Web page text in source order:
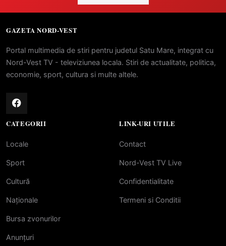
GAZETA NORD-VEST
Portal multimedia de stiri pentru judetul Satu Mare, integrat cu
Nord-Vest TV - televiziunea locala. Stiri de actualitate, politica,
economie, sport, cultura si multe altele.
CATEGORII
Locale
Sport
Cultură
Naționale
Bursa zvonurilor
Anunțuri
LINK-URI UTILE
Contact
Nord-Vest TV Live
Confidentialitate
Termeni si Conditii